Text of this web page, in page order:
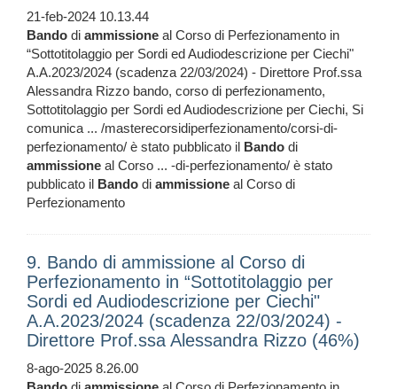
21-feb-2024 10.13.44
Bando di ammissione al Corso di Perfezionamento in
“Sottotitolaggio per Sordi ed Audiodescrizione per Ciechi"
A.A.2023/2024 (scadenza 22/03/2024) - Direttore Prof.ssa
Alessandra Rizzo bando, corso di perfezionamento,
Sottotitolaggio per Sordi ed Audiodescrizione per Ciechi, Si
comunica ... /masterecorsidiperfezionamento/corsi-di-
perfezionamento/ è stato pubblicato il Bando di
ammissione al Corso ... -di-perfezionamento/ è stato
pubblicato il Bando di ammissione al Corso di
Perfezionamento
9. Bando di ammissione al Corso di
Perfezionamento in “Sottotitolaggio per
Sordi ed Audiodescrizione per Ciechi"
A.A.2023/2024 (scadenza 22/03/2024) -
Direttore Prof.ssa Alessandra Rizzo (46%)
8-ago-2025 8.26.00